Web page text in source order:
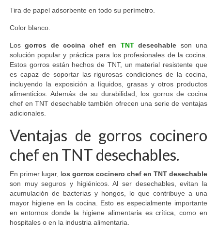
Tira de papel adsorbente en todo su perímetro.
Color blanco.
Losgorros de cocina chef en TNTdesechable son una
solución popular y práctica para los profesionales de la cocina.
Estos gorros están hechos de TNT, un material resistente que
es capaz de soportar las rigurosas condiciones de la cocina,
incluyendo la exposición a líquidos, grasas y otros productos
alimenticios. Además de su durabilidad, los gorros de cocina
chef en TNT desechable también ofrecen una serie de ventajas
adicionales.
Ventajas de gorros cocinero
chef en TNT desechables.
En primer lugar, los gorros cocinero chef en TNT desechable
son muy seguros y higiénicos. Al ser desechables, evitan la
acumulación de bacterias y hongos, lo que contribuye a una
mayor higiene en la cocina. Esto es especialmente importante
en entornos donde la higiene alimentaria es crítica, como en
hospitales o en la industria alimentaria.